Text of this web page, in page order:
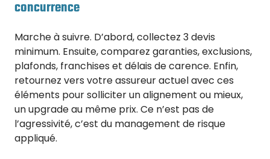
concurrence
Marche à suivre. D’abord, collectez 3 devis
minimum. Ensuite, comparez garanties, exclusions,
plafonds, franchises et délais de carence. Enfin,
retournez vers votre assureur actuel avec ces
éléments pour solliciter un alignement ou mieux,
un upgrade au même prix. Ce n’est pas de
l’agressivité, c’est du management de risque
appliqué.